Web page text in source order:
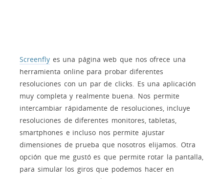
Screenfly es una página web que nos ofrece una
herramienta online para probar diferentes
resoluciones con un par de clicks. Es una aplicación
muy completa y realmente buena. Nos permite
intercambiar rápidamente de resoluciones, incluye
resoluciones de diferentes monitores, tabletas,
smartphones e incluso nos permite ajustar
dimensiones de prueba que nosotros elijamos. Otra
opción que me gustó es que permite rotar la pantalla,
para simular los giros que podemos hacer en